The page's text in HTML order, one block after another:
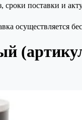
сроки поставки и
осуществляется